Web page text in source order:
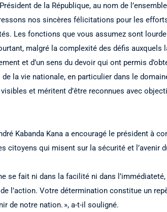
de la République, au nom de
nos sincères félicitations pour les
Les fonctions que vous assumez sont
malgré la complexité des défis auxquels
et d’un sens du devoir qui ont permis
la vie nationale, en particulier dans le
et méritent d’être reconnues avec
Kabanda Kana a encouragé le président à
citoyens qui misent sur la sécurité et l’avenir
se fait ni dans la facilité ni dans
l’action. Votre détermination constitue un
de notre nation. », a-t-il souligné.